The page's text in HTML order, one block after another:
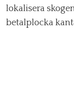
lokalisera
betalplocka